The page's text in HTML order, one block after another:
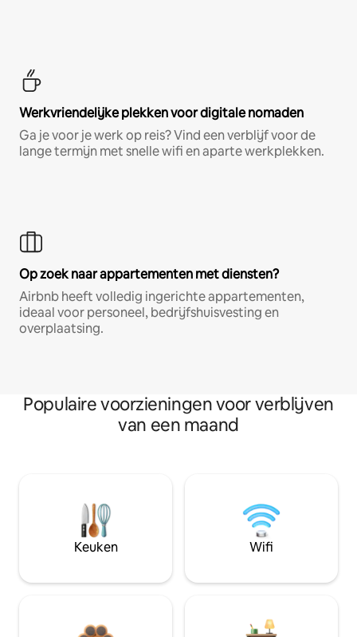
Werkvriendelijke plekken voor digitale nomaden
Ga je voor je werk op reis? Vind een verblijf voor de
lange termijn met snelle wifi en aparte werkplekken.
Op zoek naar appartementen met diensten?
Airbnb heeft volledig ingerichte appartementen,
ideaal voor personeel, bedrijfshuisvesting en
overplaatsing.
Populaire voorzieningen voor verblijven
van een maand
Keuken Wifi